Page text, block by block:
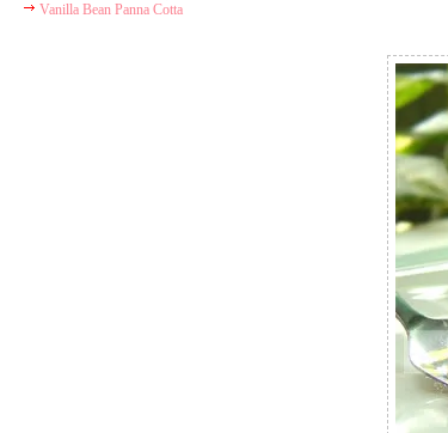
Vanilla Bean Panna Cotta